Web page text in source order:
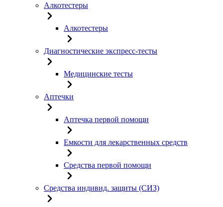
Алкотестеры
Алкотестеры
Диагностические экспресс-тесты
Медицинские тесты
Аптечки
Аптечка первой помощи
Емкости для лекарственных средств
Средства первой помощи
Средства индивид. защиты (СИЗ)